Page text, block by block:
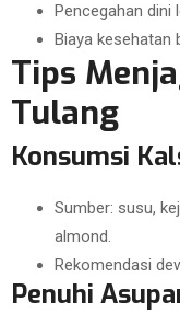
Pencegahan dini
Biaya kesehatan
Tips
Tulang
Konsumsi
Sumber: susu,
almond.
Rekomendasi
Penuhi